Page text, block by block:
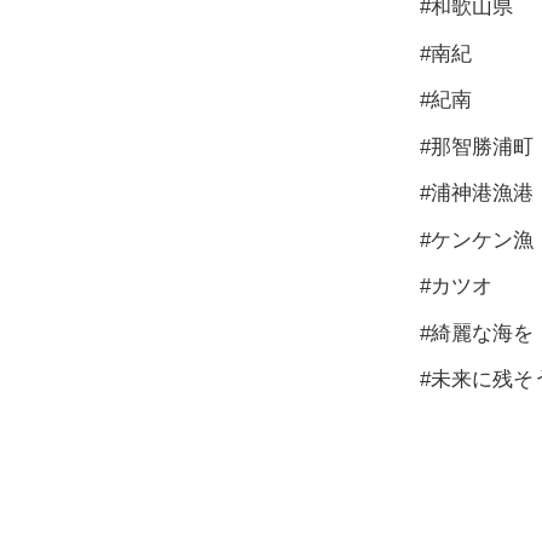
#和歌山県
#南紀
#紀南
#那智勝浦町
#浦神港漁港
#ケンケン漁
#カツオ
#綺麗な海を
#未来に残